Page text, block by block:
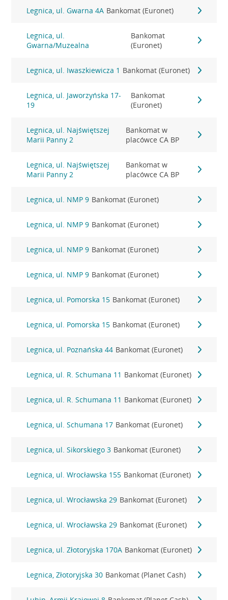
Legnica, ul. Gwarna 4A Bankomat (Euronet)
Legnica, ul.
Gwarna/Muzealna
Bankomat
(Euronet)
Legnica, ul. Iwaszkiewicza 1 Bankomat (Euronet)
Legnica, ul. Jaworzyńska 17-
19
Bankomat
(Euronet)
Legnica, ul. Najświętszej
Marii Panny 2
Bankomat w
placówce CA BP
Legnica, ul. Najświętszej
Marii Panny 2
Bankomat w
placówce CA BP
Legnica, ul. NMP 9 Bankomat (Euronet)
Legnica, ul. NMP 9 Bankomat (Euronet)
Legnica, ul. NMP 9 Bankomat (Euronet)
Legnica, ul. NMP 9 Bankomat (Euronet)
Legnica, ul. Pomorska 15 Bankomat (Euronet)
Legnica, ul. Pomorska 15 Bankomat (Euronet)
Legnica, ul. Poznańska 44 Bankomat (Euronet)
Legnica, ul. R. Schumana 11 Bankomat (Euronet)
Legnica, ul. R. Schumana 11 Bankomat (Euronet)
Legnica, ul. Schumana 17 Bankomat (Euronet)
Legnica, ul. Sikorskiego 3 Bankomat (Euronet)
Legnica, ul. Wrocławska 155 Bankomat (Euronet)
Legnica, ul. Wrocławska 29 Bankomat (Euronet)
Legnica, ul. Wrocławska 29 Bankomat (Euronet)
Legnica, ul. Złotoryjska 170A Bankomat (Euronet)
Legnica, Złotoryjska 30 Bankomat (Planet Cash)